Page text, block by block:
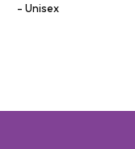
Unisex